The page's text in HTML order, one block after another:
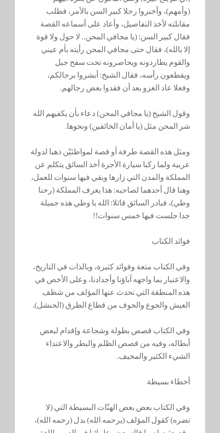
(وأمهم)، وأخبروا رجلا كبير السن بالأمر، فطلب
مقابلته لأخذ التفاصيل، وأعاد على أسماعه القصة
فقال كبير السن: (يا مجافي المحن.. لا حول ولا قوة
إلا بالله)، فقال حتى مجافي المحن رأيته بأم عيني
والقوم يطاردونه ويحاصرونه تحت سفح جبل
ويقطعون رأسه، فقال الشيخ: أبشروا برجالكم،
وفعلا عاد الغزو بعد أن فقدوا بعض رجالهم.
وقول الشيخ (يا مجافي المحن) دعاء بأن يكفيهم الله
شر المحن مثل (يا أمان الخائفين) ونحوها.
ومثل هذه القصة طرفة أو قصة لمواطنَيْن ذهبا لدولة
عربية ولما ركبا سيارة الأجرة أخذ السائق يتكلم عن
المملكة والمدن التي زارها وبقي فيها سنوات للعمل،
وهنا قال أحدهما لصاحبه: هذا يعرف المملكة (رحنا
وطي)، فبادر السائق قائلا: الله يا وطي هذه جميلة
جدا جلست فيها خمس سنوات!!
فوائد الكتاب
وفي الكتاب متعة وفوائد كثيرة، وبالذات في التاريخ،
والاعتبار بما واجهه آباؤنا وأجدادنا، وعلى الأخص في
هذه المنطقة التي تحدث عنها المؤلف من شظف
العيش والجوع والخوف من قطاع الطرق (الحنشل).
وفي الكتاب قصص بطولة وشجاعة وإقدام لبعض
أبطاله، وفيه من قصص الظلم والبطر والاعتداء
الشيء الكثير والمخيف.
أخطاء بسيطة
وفي الكتاب بعض بعض الهنّات البسيطة التي (لا
تضره) كقول المؤلف (يرحمه الله) بدل (رحمه الله)،